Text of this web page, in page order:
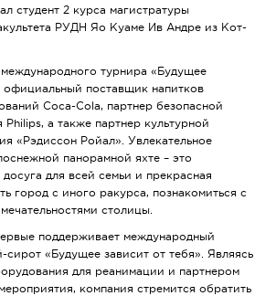
студент 2 курса магистратуры
РУДН Яо Куаме Ив Андре из Кот-
турнира «Будущее
официальный поставщик напитков
Coca-Cola, партнер безопасной
а также партнер культурной
«Рэдиссон Ройал». Увлекательное
панорамной яхте – это
для всей семьи и прекрасная
город с иного ракурса, познакомиться с
столицы.
поддерживает международный
сирот «Будущее зависит от тебя». Являясь
для реанимации и партнером
компания стремится обратить